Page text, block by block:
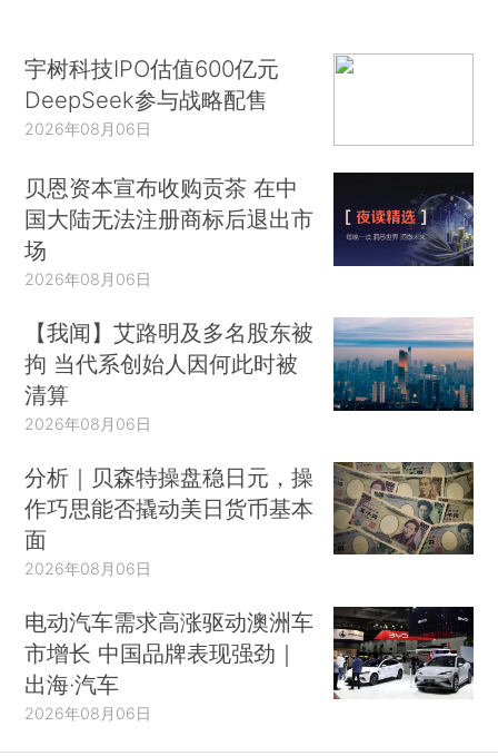
宇树科技IPO估值600亿元
DeepSeek参与战略配售
2026年08月06日
贝恩资本宣布收购贡茶 在中
国大陆无法注册商标后退出市
场
2026年08月06日
【我闻】艾路明及多名股东被
拘 当代系创始人因何此时被
清算
2026年08月06日
分析｜贝森特操盘稳日元，操
作巧思能否撬动美日货币基本
面
2026年08月06日
电动汽车需求高涨驱动澳洲车
市增长 中国品牌表现强劲｜
出海·汽车
2026年08月06日